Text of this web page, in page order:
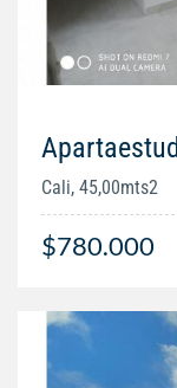
Cali, 45,00mts2
$780.000